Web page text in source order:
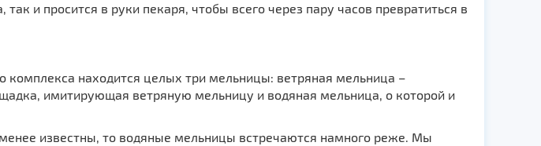
и просится в руки пекаря, чтобы всего через пару часов превратиться в
комплекса находится целых три мельницы: ветряная мельница –
имитирующая ветряную мельницу и водяная мельница, о которой и
известны, то водяные мельницы встречаются намного реже. Мы